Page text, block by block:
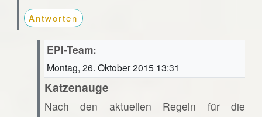
Antworten
EPI-Team:
Montag, 26. Oktober 2015 13:31
Katzenauge
Nach den aktuellen Regeln für die